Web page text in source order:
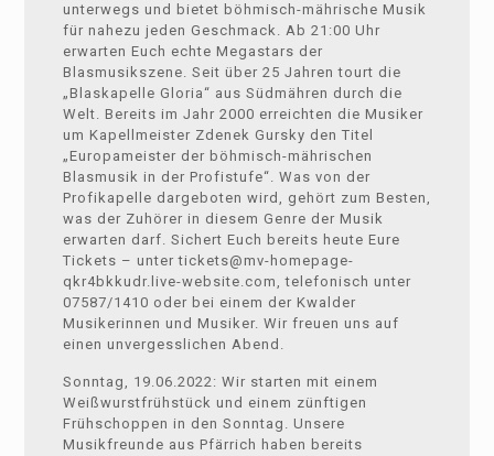
unterwegs und bietet böhmisch-mährische Musik
für nahezu jeden Geschmack. Ab 21:00 Uhr
erwarten Euch echte Megastars der
Blasmusikszene. Seit über 25 Jahren tourt die
„Blaskapelle Gloria“ aus Südmähren durch die
Welt. Bereits im Jahr 2000 erreichten die Musiker
um Kapellmeister Zdenek Gursky den Titel
„Europameister der böhmisch-mährischen
Blasmusik in der Profistufe“. Was von der
Profikapelle dargeboten wird, gehört zum Besten,
was der Zuhörer in diesem Genre der Musik
erwarten darf. Sichert Euch bereits heute Eure
Tickets – unter tickets@mv-homepage-
qkr4bkkudr.live-website.com, telefonisch unter
07587/1410 oder bei einem der Kwalder
Musikerinnen und Musiker. Wir freuen uns auf
einen unvergesslichen Abend.
Sonntag, 19.06.2022: Wir starten mit einem
Weißwurstfrühstück und einem zünftigen
Frühschoppen in den Sonntag. Unsere
Musikfreunde aus Pfärrich haben bereits